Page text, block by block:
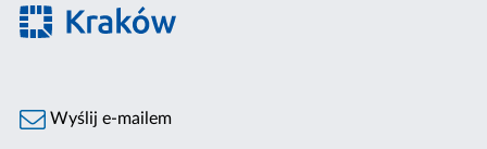
Wyślij e-mailem